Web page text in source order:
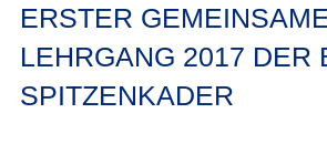
ERSTER
LEHRGANG 2017 DER
SPITZENKADER